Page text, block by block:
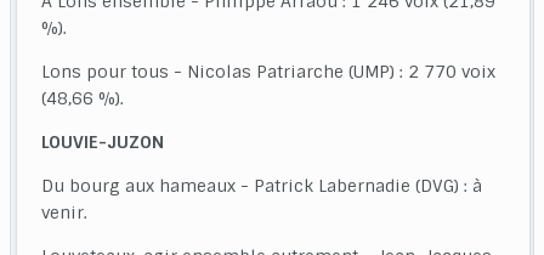
%).
Lons pour tous - Nicolas Patriarche (UMP) : 2 770 voix
(48,66 %).
LOUVIE-JUZON
Du bourg aux hameaux - Patrick Labernadie (DVG) : à
venir.